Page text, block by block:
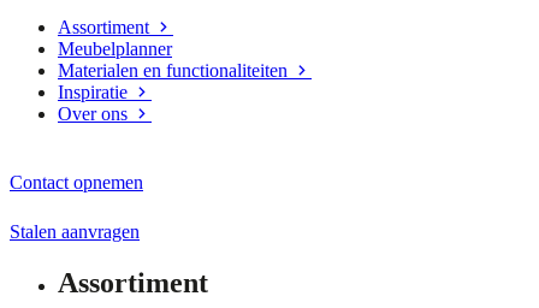
Assortiment
Meubelplanner
Materialen en functionaliteiten
Inspiratie
Over ons
Contact opnemen
Stalen aanvragen
Assortiment